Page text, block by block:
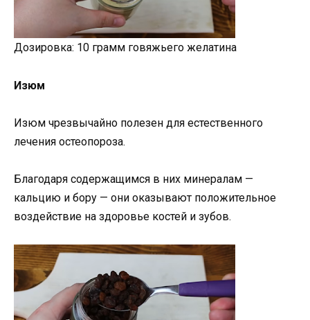
Дозировка: 10 грамм говяжьего желатина
Изюм
Изюм чрезвычайно полезен для естественного
лечения остеопороза.
Благодаря содержащимся в них минералам —
кальцию и бору — они оказывают положительное
воздействие на здоровье костей и зубов.